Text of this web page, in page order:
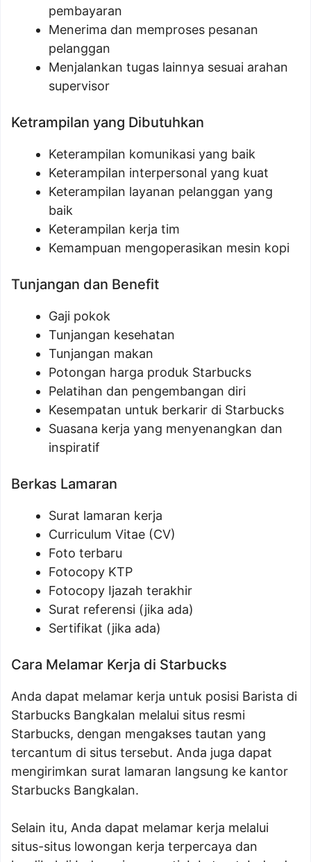
pembayaran
Menerima dan memproses pesanan
pelanggan
Menjalankan tugas lainnya sesuai arahan
supervisor
Ketrampilan yang Dibutuhkan
Keterampilan komunikasi yang baik
Keterampilan interpersonal yang kuat
Keterampilan layanan pelanggan yang
baik
Keterampilan kerja tim
Kemampuan mengoperasikan mesin kopi
Tunjangan dan Benefit
Gaji pokok
Tunjangan kesehatan
Tunjangan makan
Potongan harga produk Starbucks
Pelatihan dan pengembangan diri
Kesempatan untuk berkarir di Starbucks
Suasana kerja yang menyenangkan dan
inspiratif
Berkas Lamaran
Surat lamaran kerja
Curriculum Vitae (CV)
Foto terbaru
Fotocopy KTP
Fotocopy Ijazah terakhir
Surat referensi (jika ada)
Sertifikat (jika ada)
Cara Melamar Kerja di Starbucks
Anda dapat melamar kerja untuk posisi Barista di
Starbucks Bangkalan melalui situs resmi
Starbucks, dengan mengakses tautan yang
tercantum di situs tersebut. Anda juga dapat
mengirimkan surat lamaran langsung ke kantor
Starbucks Bangkalan.
Selain itu, Anda dapat melamar kerja melalui
situs-situs lowongan kerja terpercaya dan